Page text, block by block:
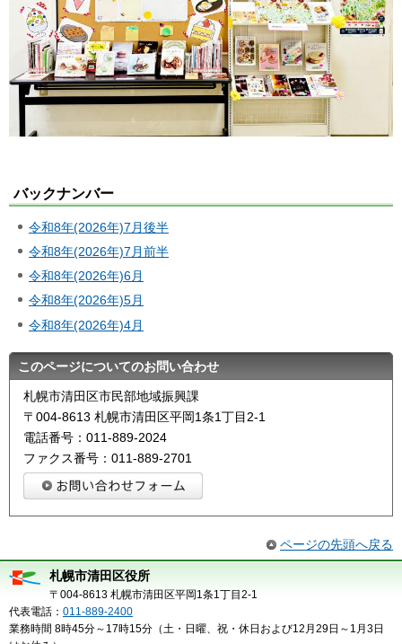
バックナンバー
令和8年(2026年)7月後半
令和8年(2026年)7月前半
令和8年(2026年)6月
令和8年(2026年)5月
令和8年(2026年)4月
このページについてのお問い合わせ
札幌市清田区市民部地域振興課
〒004-8613 札幌市清田区平岡1条1丁目2-1
電話番号：011-889-2024
ファクス番号：011-889-2701
ページの先頭へ戻る
札幌市清田区役所
〒004-8613 札幌市清田区平岡1条1丁目2-1
代表電話： 011-889-2400
業務時間 8時45分～17時15分（土・日曜、祝・休日および12月29日～1月3日